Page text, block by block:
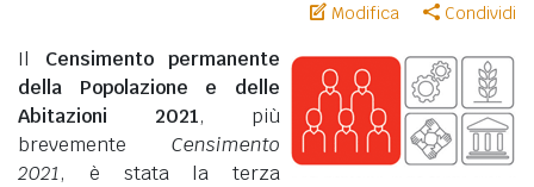
Modifica Condividi
Il Censimento permanente
della Popolazione e delle
Abitazioni 2021, più
brevemente Censimento
2021, è stata la terza